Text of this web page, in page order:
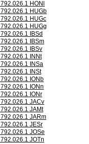
792.026.1 HONl
792.026.1 HUGb
792.026.1 HUGc
792.026.1 HUGg
792.026.1 IBSd
792.026.1 IBSm
792.026.1 IBSv
792.026.1 INNt
792.026.1 INSa
792.026.1 INSt
792.026.1 IONb
792.026.1 IONn
792.026.1 IONr
792.026.1 JACv
792.026.1 JAMt
792.026.1 JARm
792.026.1 JESr
792.026.1 JOSe
792.026.1 JOTn